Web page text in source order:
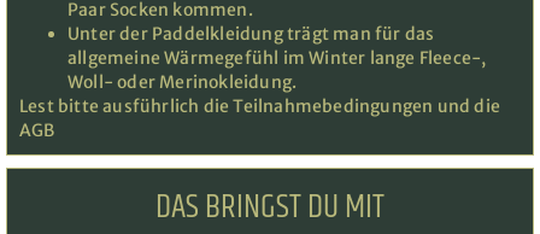
Paar Socken kommen.
Unter der Paddelkleidung trägt man für das
allgemeine Wärmegefühl im Winter lange Fleece-,
Woll- oder Merinokleidung.
Lest bitte ausführlich die Teilnahmebedingungen und die
AGB
DAS BRINGST DU MIT